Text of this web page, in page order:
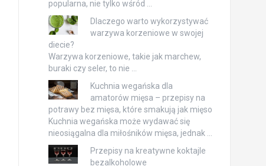
popularna, nie tylko wśród …
Dlaczego warto wykorzystywać
warzywa korzeniowe w swojej
diecie?
Warzywa korzeniowe, takie jak marchew,
buraki czy seler, to nie …
Kuchnia wegańska dla
amatorów mięsa – przepisy na
potrawy bez mięsa, które smakują jak mięso
Kuchnia wegańska może wydawać się
nieosiągalna dla miłośników mięsa, jednak …
Przepisy na kreatywne koktajle
bezalkoholowe